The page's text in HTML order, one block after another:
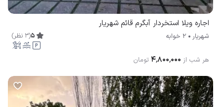
اجاره ویلا استخردار آبگرم قائم شهریار
شهریار 2 خوابه 5
(
3 نظر)
هر شب از ۴٬۸۰۰٬۰۰۰ تومان